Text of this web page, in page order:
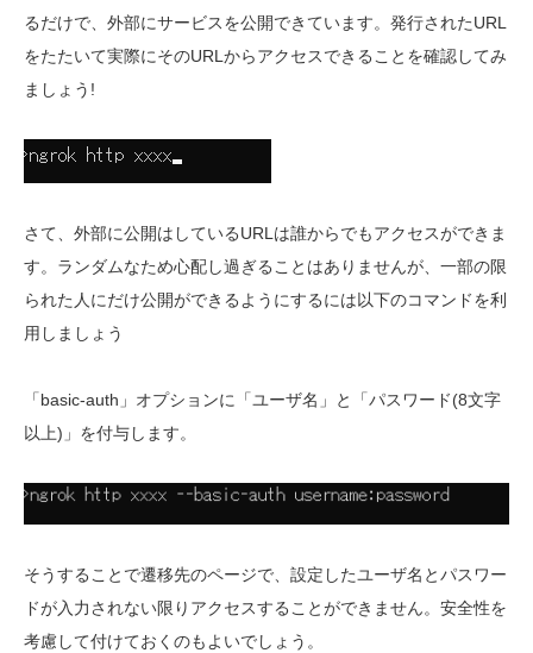
るだけで、外部にサービスを公開できています。発行されたURL
をたたいて実際にそのURLからアクセスできることを確認してみ
ましょう!
さて、外部に公開はしているURLは誰からでもアクセスができま
す。ランダムなため心配し過ぎることはありませんが、一部の限
られた人にだけ公開ができるようにするには以下のコマンドを利
用しましょう
「basic-auth」オプションに「ユーザ名」と「パスワード(8文字
以上)」を付与します。
そうすることで遷移先のページで、設定したユーザ名とパスワー
ドが入力されない限りアクセスすることができません。安全性を
考慮して付けておくのもよいでしょう。